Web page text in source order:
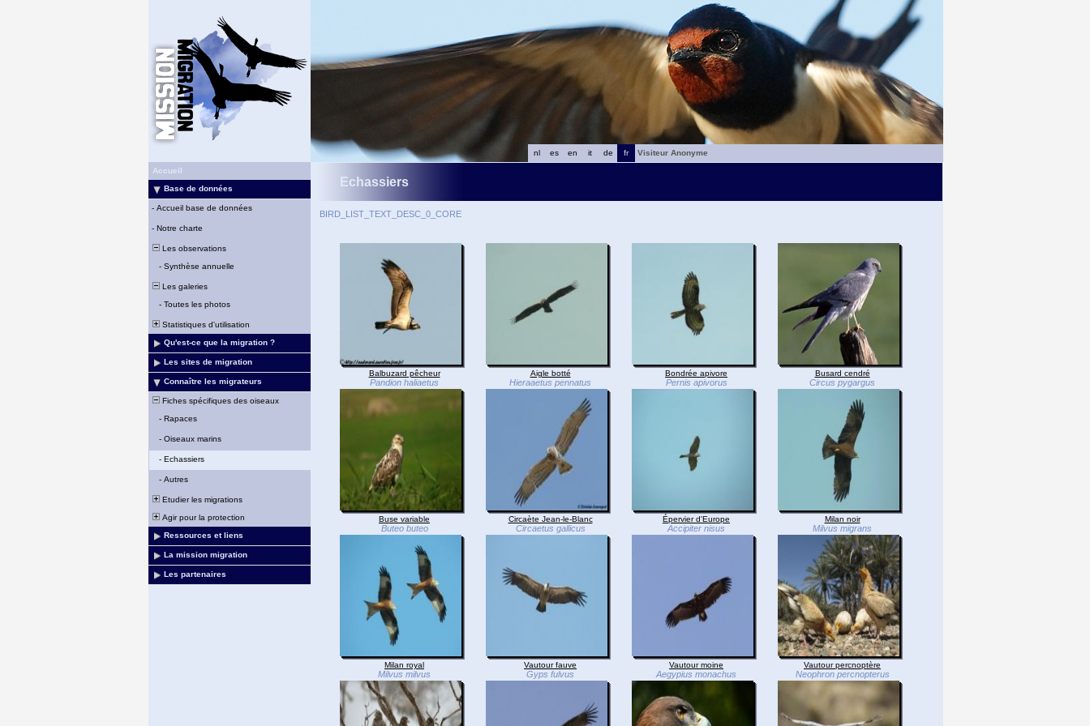
fr
de
it
en
es
nl
Visiteur Anonyme
Accueil
Base de données
- Accueil base de données
- Notre charte
Les observations
- Synthèse annuelle
Les galeries
- Toutes les photos
Statistiques d'utilisation
Qu'est-ce que la migration ?
Les sites de migration
Connaître les migrateurs
Fiches spécifiques des oiseaux
- Rapaces
- Oiseaux marins
- Echassiers
- Autres
Etudier les migrations
Agir pour la protection
Ressources et liens
La mission migration
Les partenaires
Echassiers
BIRD_LIST_TEXT_DESC_0_CORE
Balbuzard pêcheur
Pandion haliaetus
Aigle botté
Hieraaetus pennatus
Bondrée apivore
Pernis apivorus
Busard cendré
Circus pygargus
Buse variable
Buteo buteo
Circaète Jean-le-Blanc
Circaetus gallicus
Épervier d'Europe
Accipiter nisus
Milan noir
Milvus migrans
Milan royal
Milvus milvus
Vautour fauve
Gyps fulvus
Vautour moine
Aegypius monachus
Vautour percnoptère
Neophron percnopterus